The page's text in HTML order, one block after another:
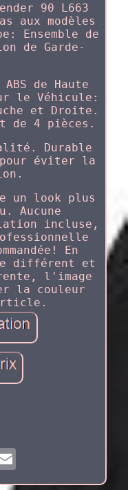
90 L663
aux modèles
Ensemble de
de Garde-
de Haute
le Véhicule:
et Droite.
de 4 pièces.
Durable
éviter la
un look plus
Aucune
incluse,
En
différent et
l'image
la couleur